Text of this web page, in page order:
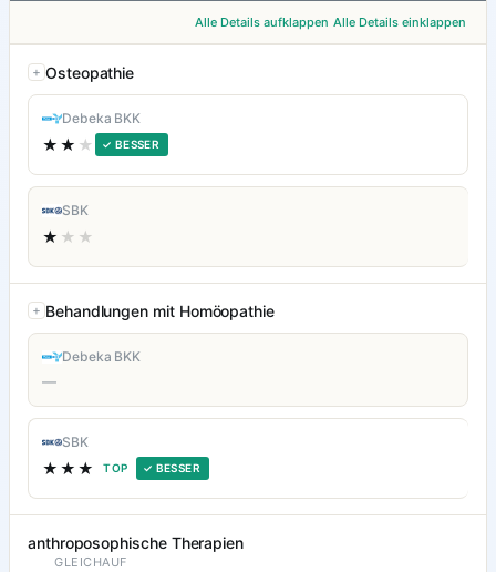
Alle Details aufklappen Alle Details einklappen
Osteopathie
Debeka BKK
★★ ★ ✓ BESSER
SBK
★ ★★
Behandlungen mit Homöopathie
Debeka BKK
—
SBK
★★★ TOP ✓ BESSER
anthroposophische Therapien
GLEICHAUF